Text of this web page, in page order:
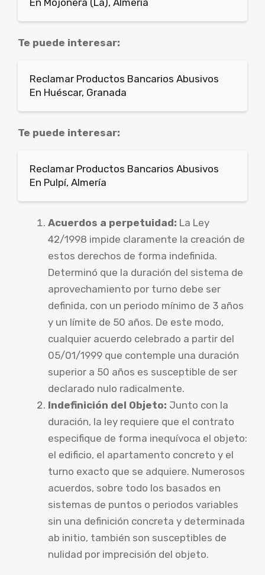
Te puede interesar:
Reclamar Productos Bancarios Abusivos
En Huéscar, Granada
Te puede interesar:
Reclamar Productos Bancarios Abusivos
En Pulpí, Almería
Acuerdos a perpetuidad: La Ley
42/1998 impide claramente la creación de
estos derechos de forma indefinida.
Determinó que la duración del sistema de
aprovechamiento por turno debe ser
definida, con un periodo mínimo de 3 años
y un límite de 50 años. De este modo,
cualquier acuerdo celebrado a partir del
05/01/1999 que contemple una duración
superior a 50 años es susceptible de ser
declarado nulo radicalmente.
Indefinición del Objeto: Junto con la
duración, la ley requiere que el contrato
especifique de forma inequívoca el objeto:
el edificio, el apartamento concreto y el
turno exacto que se adquiere. Numerosos
acuerdos, sobre todo los basados en
sistemas de puntos o periodos variables
sin una definición concreta y determinada
ab initio, también son susceptibles de
nulidad por imprecisión del objeto.